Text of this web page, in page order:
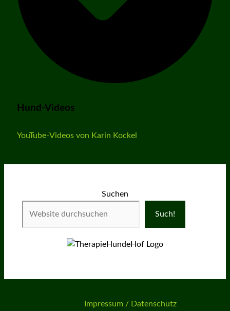
Hund-Videos
YouTube-Videos von Karin Kockel
Suchen
Such!
Impressum / Datenschutz